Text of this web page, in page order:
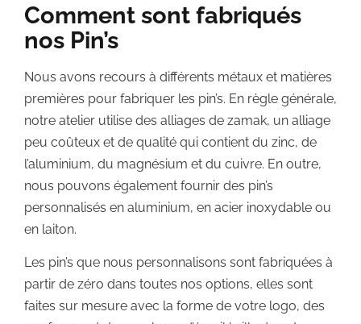
Comment sont fabriqués
nos Pin’s
Nous avons recours à différents métaux et matières
premières pour fabriquer les pin’s. En règle générale,
notre atelier utilise des alliages de zamak, un alliage
peu coûteux et de qualité qui contient du zinc, de
l’aluminium, du magnésium et du cuivre. En outre,
nous pouvons également fournir des pin’s
personnalisés en aluminium, en acier inoxydable ou
en laiton.
Les pin’s que nous personnalisons sont fabriquées à
partir de zéro dans toutes nos options, elles sont
faites sur mesure avec la forme de votre logo, des